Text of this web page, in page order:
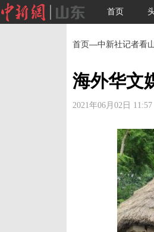
首页
首页—中新社记者看
海外华文
2021年06月02日